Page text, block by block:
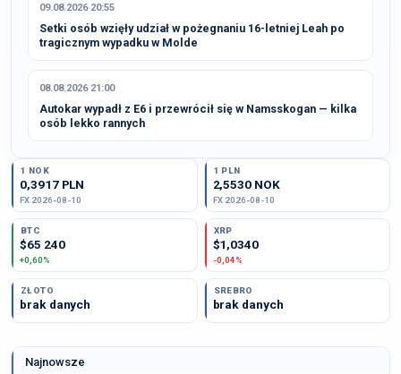
09.08.2026 20:55
Setki osób wzięły udział w pożegnaniu 16-letniej Leah po
tragicznym wypadku w Molde
08.08.2026 21:00
Autokar wypadł z E6 i przewrócił się w Namsskogan — kilka
osób lekko rannych
1 NOK
0,3917 PLN
FX 2026-08-10
1 PLN
2,5530 NOK
FX 2026-08-10
BTC
$65 240
+0,60%
XRP
$1,0340
-0,04%
ZŁOTO
brak danych
SREBRO
brak danych
Najnowsze